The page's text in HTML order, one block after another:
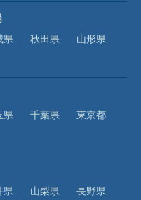
県 秋田県
山形県
県 千葉県
東京都
県 山梨県
長野県